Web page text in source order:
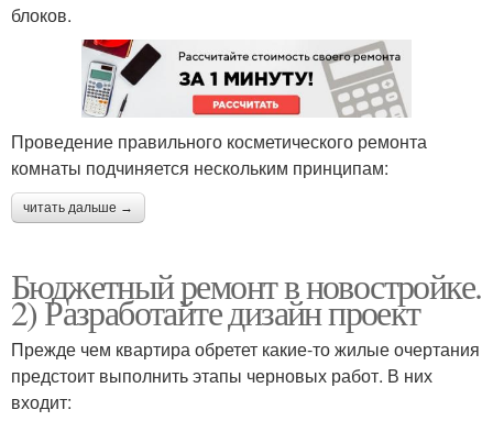
блоков.
Проведение правильного косметического ремонта
комнаты подчиняется нескольким принципам:
читать дальше →
Бюджетный ремонт в новостройке.
2) Разработайте дизайн проект
Прежде чем квартира обретет какие-то жилые очертания
предстоит выполнить этапы черновых работ. В них
входит: